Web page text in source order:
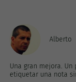
Alberto
Una gran mejora.
etiquetar una nota